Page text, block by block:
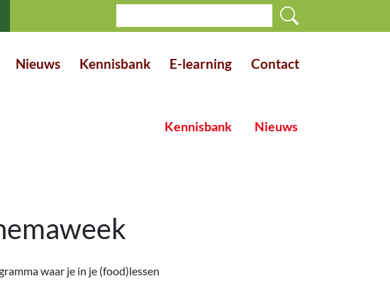
Nieuws Kennisbank E-learning Contact
Kennisbank Nieuws
waar je in je (food)lessen